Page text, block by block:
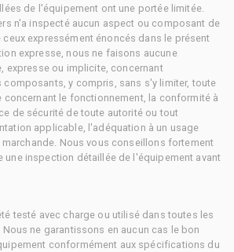
de l'équipement ont une portée limitée.
n'a inspecté aucun aspect ou composant de
ceux expressément énoncés dans le présent
expresse, nous ne faisons aucune
expresse ou implicite, concernant
composants, y compris, sans s'y limiter, toute
concernant le fonctionnement, la conformité à
de sécurité de toute autorité ou tout
applicable, l'adéquation à un usage
Nous vous conseillons fortement
une inspection détaillée de l'équipement avant
testé avec charge ou utilisé dans toutes les
ne garantissons en aucun cas le bon
conformément aux spécifications du